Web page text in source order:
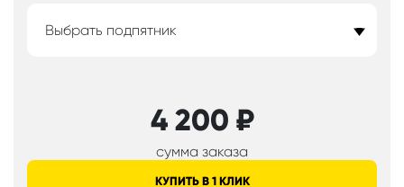
Выбрать подпятник
4 200 ₽
сумма заказа
КУПИТЬ В 1 КЛИК